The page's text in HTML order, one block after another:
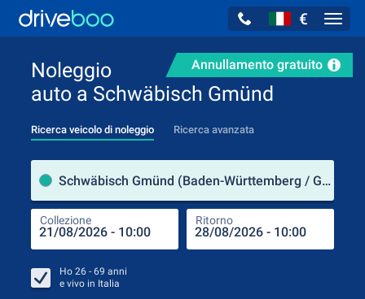
€
Annullamento gratuito
Noleggio
auto a Schwäbisch Gmünd
Ricerca veicolo di noleggio Ricerca avanzata
Schwäbisch Gmünd (Baden-Württemberg / Germania)
Collezione Ritorno
Ho 26 - 69 anni
e vivo in Italia